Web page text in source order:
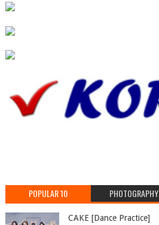
POPULAR 10 PHOTOGRAPHY
CAKE [Dance Practice]